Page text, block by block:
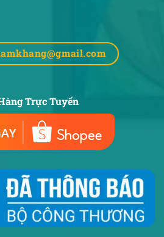
Trực Tuyến